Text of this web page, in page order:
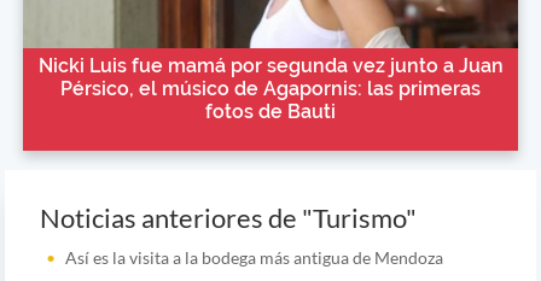
Nicki Luis fue mamá por segunda vez junto a Juan
Pérsico, el músico de Agapornis: las primeras
fotos de Bauti
Noticias anteriores de "Turismo"
Así es la visita a la bodega más antigua de Mendoza